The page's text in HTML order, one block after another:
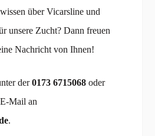
über Vicarsline und
unsere Zucht? Dann freuen
Nachricht von Ihnen!
der0173 6715068 oder
Mail an
.